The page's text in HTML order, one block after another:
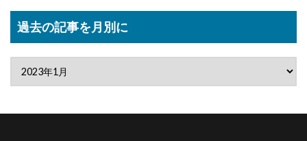
過去の記事を月別に